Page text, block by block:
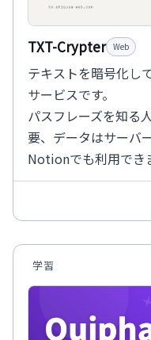
TXT-Crypter Web
テキストを暗号化し
サービスです。
パスフレーズを知る
要、データはサーバ
Notionでも利用でき
学習